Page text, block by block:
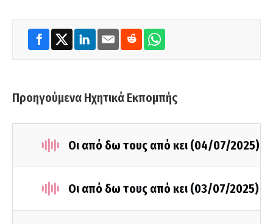
Προηγούμενα Ηχητικά Εκπομπής
Οι από δω τους από κει (04/07/2025)
Οι από δω τους από κει (03/07/2025)